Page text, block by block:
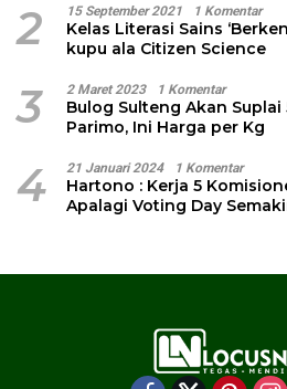
2 15 September 2021 1 Komentar
Kelas Literasi Sains
kupu ala Citizen Science
3 2 Maret 2023 1 Komentar
Bulog Sulteng Akan
Parimo, Ini Harga per Kg
4 21 Januari 2024 1 Komentar
Hartono : Kerja 5
Apalagi Voting Day